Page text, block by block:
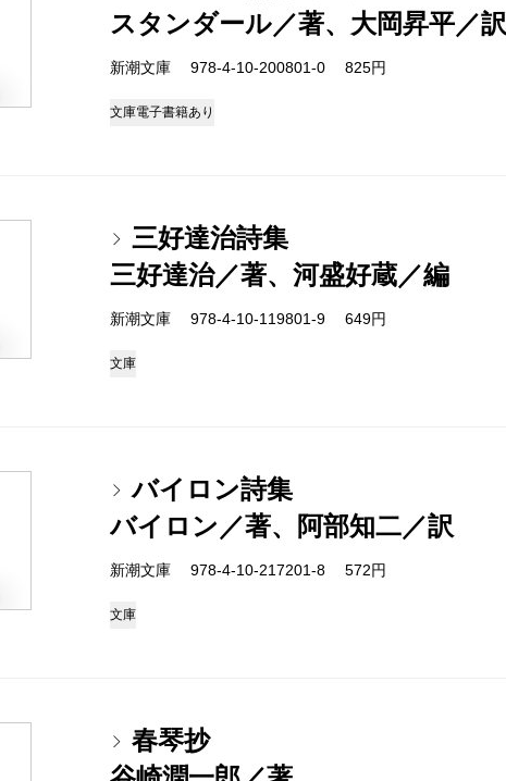
スタンダール／著、大岡昇平／訳
新潮文庫 978-4-10-200801-0 825円
文庫電子書籍あり
三好達治詩集
三好達治／著、河盛好蔵／編
新潮文庫 978-4-10-119801-9 649円
文庫
バイロン詩集
バイロン／著、阿部知二／訳
新潮文庫 978-4-10-217201-8 572円
文庫
春琴抄